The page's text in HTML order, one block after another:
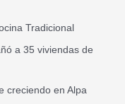
Tradicional
a 35 viviendas de
creciendo en Alpa